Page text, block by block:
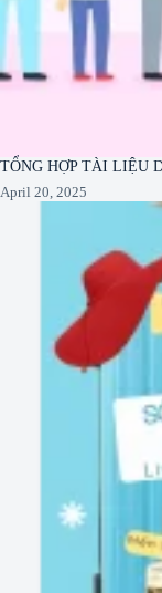
TỔNG HỢP TÀI LIỆU
April 20, 2025